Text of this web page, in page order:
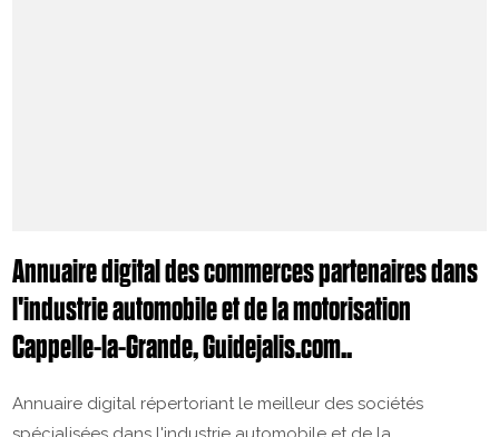
Annuaire digital des commerces partenaires dans
l'industrie automobile et de la motorisation
Cappelle-la-Grande, Guidejalis.com..
Annuaire digital répertoriant le meilleur des sociétés